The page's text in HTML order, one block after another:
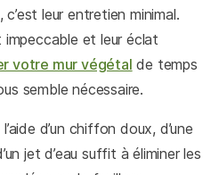
, c’est leur entretien minimal.
impeccable et leur éclat
votre mur végétal de temps
semble nécessaire.
d’un chiffon doux, d’une
jet d’eau suffit à éliminer les